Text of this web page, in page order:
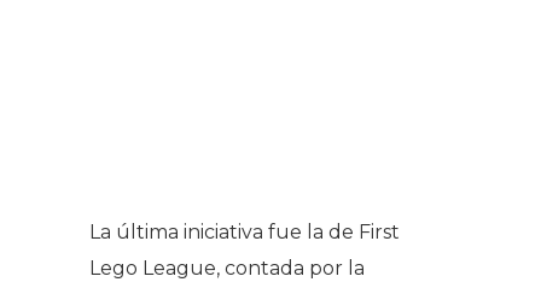
La última iniciativa fue la de First
Lego League, contada por la